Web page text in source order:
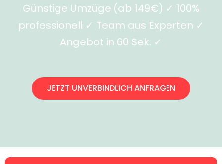
Günstige Umzüge (ab 149€) ✓ 100%
professionell ✓ Team aus Experten ✓
Angebot in 60 Sek. ✓
JETZT UNVERBINDLICH ANFRAGEN